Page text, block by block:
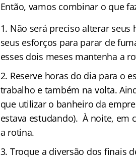
Então, vamos combinar o que
Não será preciso alterar
seus esforços para parar de
esses dois meses mantenha a
Reserve horas do dia para o
trabalho e também na volta.
que utilizar o banheiro da
estava estudando). À noite, em
a rotina.
Troque a diversão dos finais